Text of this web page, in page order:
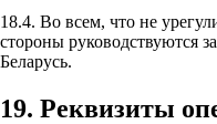
18.4. Во всем, что не
стороны руководствуются
Беларусь.
19. Реквизиты